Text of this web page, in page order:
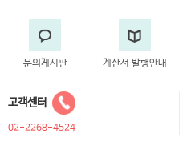
문의게시판 계산서 발행안내
고객센터
02-2268-4524